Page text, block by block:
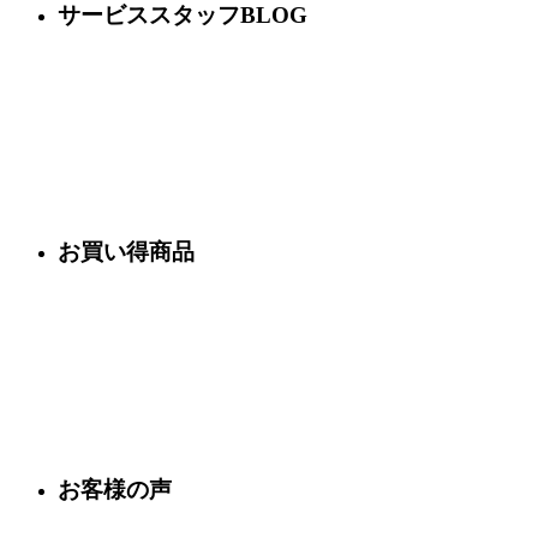
サービススタッフBLOG
お買い得商品
お客様の声